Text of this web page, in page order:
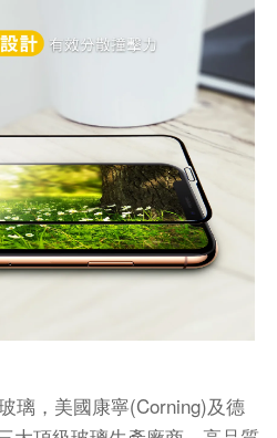
璃，美國康寧(Corning)及德